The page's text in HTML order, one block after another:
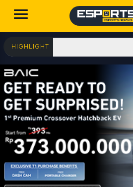
HIGHLIGHT